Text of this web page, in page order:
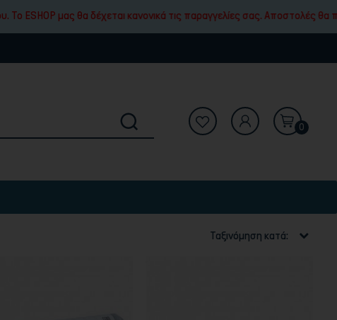
θα δέχεται κανονικά τις παραγγελίες σας. Αποστολές θα
0
Ταξινόμηση κατά: